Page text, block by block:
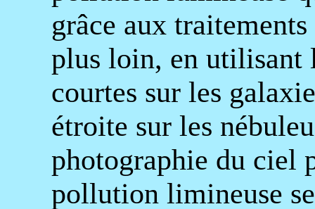
grâce aux
plus loin, en utilisant
courtes sur les
étroite sur les
photographie du ciel
pollution limineuse